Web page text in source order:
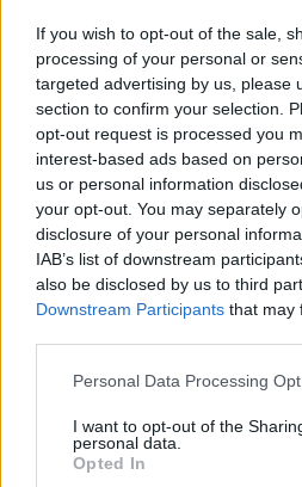
If you wish to opt-out of the sale,
processing of your personal or
targeted advertising by us, please
section to confirm your selection.
opt-out request is processed you
interest-based ads based on
us or personal information
your opt-out. You may separately
disclosure of your personal
IAB’s list of downstream
also be disclosed by us to third
Downstream Participants that may
Please note that this website/app
not limited to your visit or usage
grant or deny consent to Google
use your data for below specified
Personal Data Processing
I want to opt-out of the
personal data.
Opted In
AUTORE
AiAdhubMedia